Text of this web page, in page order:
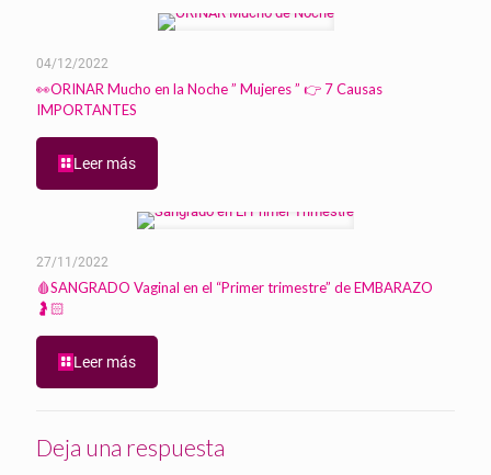
04/12/2022
👀ORINAR Mucho en la Noche ” Mujeres ” 👉 7 Causas
IMPORTANTES
Leer más
27/11/2022
🩸SANGRADO Vaginal en el “Primer trimestre” de EMBARAZO
🤰🏻
Leer más
Deja una respuesta